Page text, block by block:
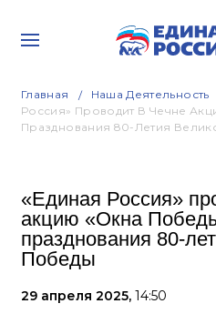
Главная Наша Деятельность
Россия» Проводит В Чечне
Празднования 80-Летия
«Единая Россия»
акцию «Окна
празднования 80-
Победы
29 апреля 2025, 14:50